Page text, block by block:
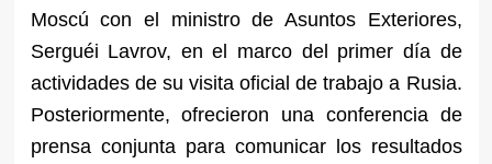
Moscú con el ministro de Asuntos Exteriores,
Serguéi Lavrov, en el marco del primer día de
actividades de su visita oficial de trabajo a Rusia.
Posteriormente, ofrecieron una conferencia de
prensa conjunta para comunicar los resultados